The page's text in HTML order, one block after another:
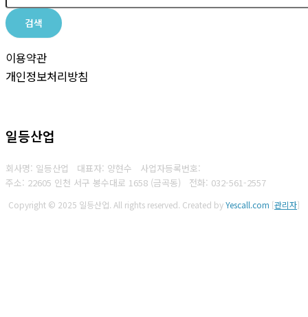
검색
이용약관
개인정보처리방침
일등산업
회사명: 일등산업 대표자: 양현수 사업자등록번호:
주소: 22605 인천 서구 봉수대로 1658 (금곡동) 전화: 032-561-2557
Copyright © 2025 일등산업. All rights reserved. Created byYescall.com [관리자]